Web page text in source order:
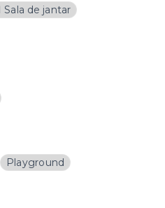
Sala de jantar
Playground